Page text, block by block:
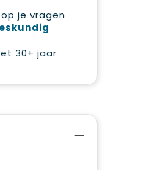
op je vragen
30+ jaar